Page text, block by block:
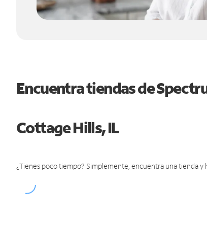
Encuentra tiendas de
Cottage Hills, IL
¿Tienes poco tiempo? Simplemente, encuentra una tienda